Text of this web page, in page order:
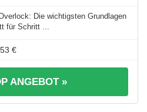
Die wichtigsten Grundlagen
für Schritt ...
€
ANGEBOT »